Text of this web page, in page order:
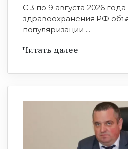
С 3 по 9 августа 2026
здравоохранения РФ
популяризации ...
Читать далее